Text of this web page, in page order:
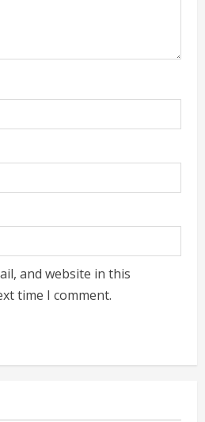
and website in this
time I comment.